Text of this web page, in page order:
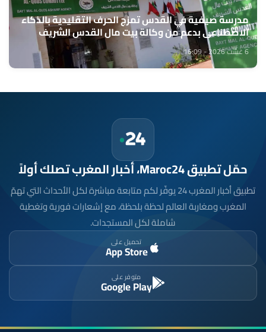
مدرسة صيفية في القدس تمزج الحرف التقليدية بالذكاء
الاصطناعي بدعم من وكالة بيت مال القدس الشريف
6 غشت 2026 - 16:09
حمّل تطبيق Maroc24، أخبار المغرب تصلك أولاً
تطبيق أخبار المغرب 24 يوفّر لكم متابعة مباشرة لكل الأحداث التي تهمّ
المغرب ومغاربة العالم لحظة بلحظة، مع إشعارات فورية وتغطية
شاملة لكل المستجدات.
تحميل على
App Store
متوفر على
Google Play